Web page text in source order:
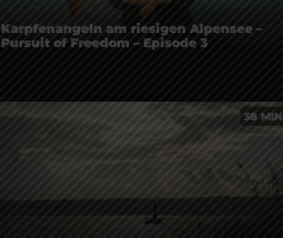
Karpfenangeln am riesigen Alpensee –
Pursuit of Freedom – Episode 3
38 MIN